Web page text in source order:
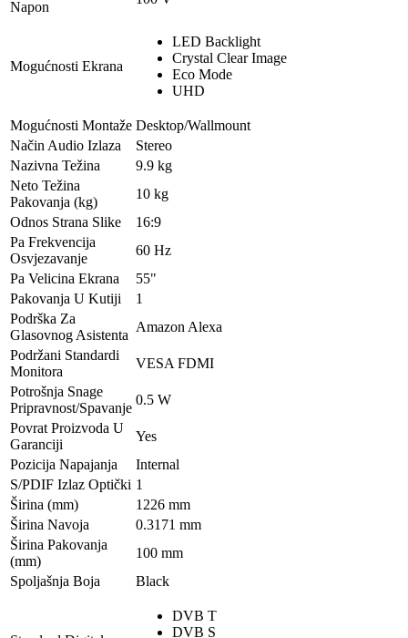
Napon
Mogućnosti Ekrana
LED Backlight
Crystal Clear Image
Eco Mode
UHD
Mogućnosti Montaže Desktop/Wallmount
Način Audio Izlaza
Stereo
Nazivna Težina
9.9 kg
Neto Težina
Pakovanja (kg)
10 kg
Odnos Strana Slike
16:9
Pa Frekvencija
Osvjezavanje
60 Hz
Pa Velicina Ekrana
55"
Pakovanja U Kutiji
1
Podrška Za
Glasovnog Asistenta
Amazon Alexa
Podržani Standardi
Monitora
VESA FDMI
Potrošnja Snage
Pripravnost/Spavanje
0.5 W
Povrat Proizvoda U
Garanciji
Yes
Pozicija Napajanja
Internal
S/PDIF Izlaz Optički 1
Širina (mm)
1226 mm
Širina Navoja
0.3171 mm
Širina Pakovanja
(mm)
100 mm
Spoljašnja Boja
Black
DVB T
DVB S